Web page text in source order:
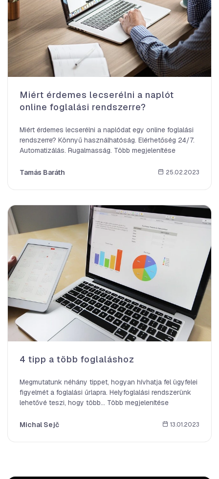
Miért érdemes lecserélni a naplót
online foglalási rendszerre?
Miért érdemes lecserélni a naplódat egy online foglalási
rendszerre? Könnyű használhatóság. Elérhetőség 24/7.
Automatizálás. Rugalmasság. Több megjelenítése
Tamás Baráth 25.02.2023
4 tipp a több foglaláshoz
Megmutatunk néhány tippet, hogyan hívhatja fel ügyfelei
figyelmét a foglalási űrlapra. Helyfoglalási rendszerünk
lehetővé teszi, hogy több... Több megjelenítése
Michal Sejč 13.01.2023